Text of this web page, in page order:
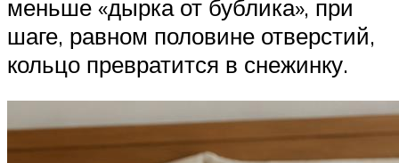
меньше «дырка от бублика», при
шаге, равном половине отверстий,
кольцо превратится в снежинку.